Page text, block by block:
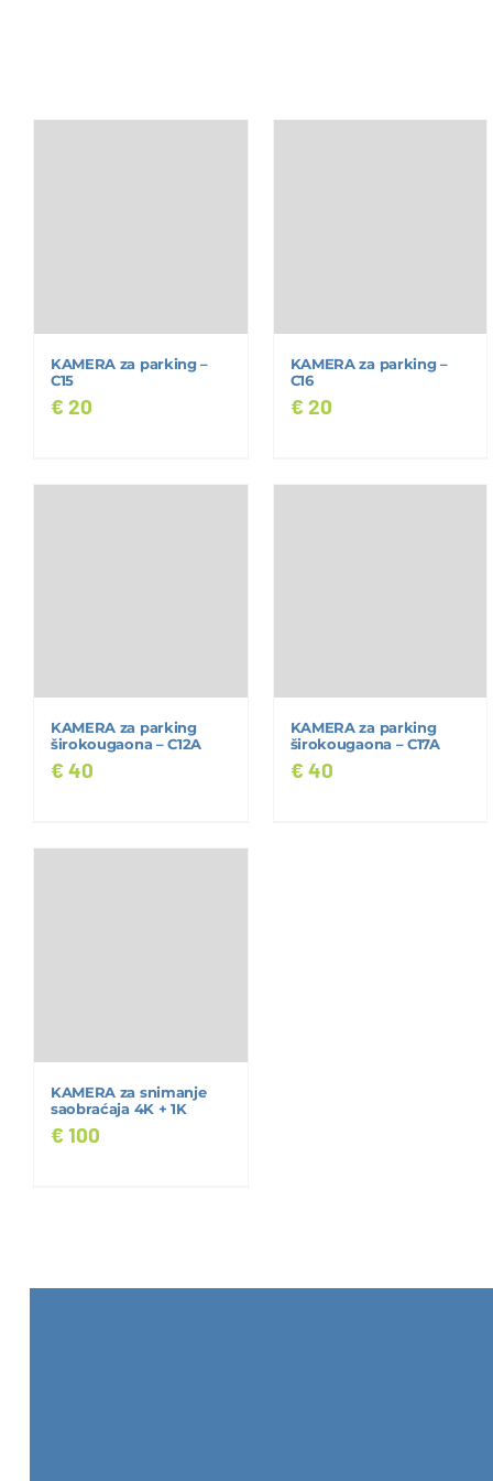
KAMERA za parking –
C15
€ 20
KAMERA za parking –
C16
€ 20
KAMERA za parking
širokougaona – C12A
€ 40
KAMERA za parking
širokougaona – C17A
€ 40
KAMERA za snimanje
saobraćaja 4K + 1K
€ 100